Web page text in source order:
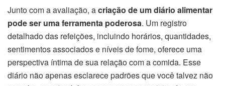
Junto com a avaliação, acriação de um diário alimentar
pode ser uma ferramenta poderosa. Um registro
detalhado das refeições, incluindo horários, quantidades,
sentimentos associados e níveis de fome, oferece uma
perspectiva íntima de sua relação com a comida. Esse
diário não apenas esclarece padrões que você talvez não